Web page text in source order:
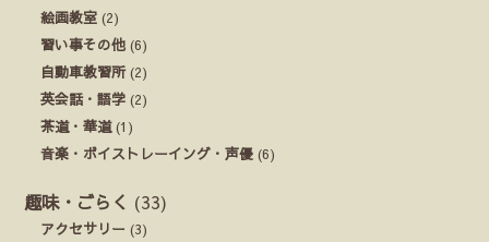
絵画教室 (2)
習い事その他 (6)
自動車教習所(2)
英会話・語学 (2)
茶道・華道(1)
音楽・ボイストレーイング・声優 (6)
趣味・ごらく (33)
アクセサリー (3)